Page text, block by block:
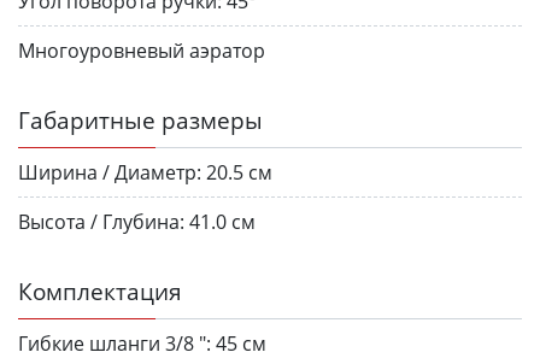
Многоуровневый аэратор
Габаритные размеры
Ширина / Диаметр: 20.5 см
Высота / Глубина: 41.0 см
Комплектация
Гибкие шланги 3/8 ": 45 см